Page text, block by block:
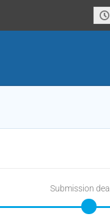
Submission